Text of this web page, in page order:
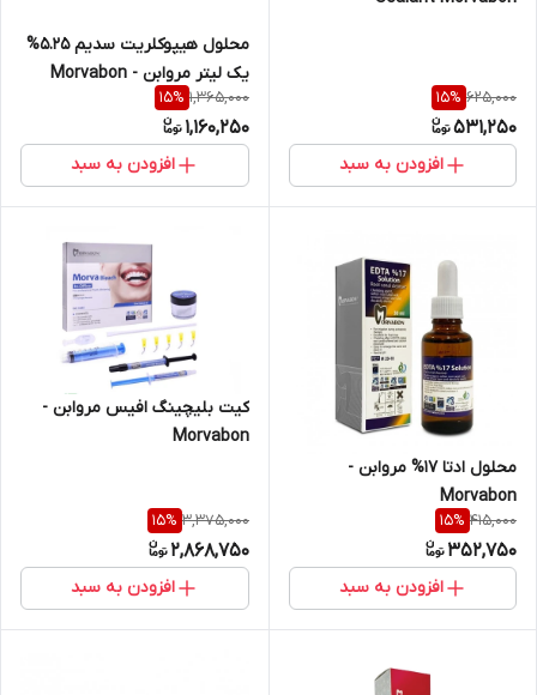
625,000
15%
531,250
افزودن به سبد
محلول هیپوکلریت سدیم ۵.۲۵%
یک لیتر مروابن - Morvabon
1,365,000
15%
1,160,250
افزودن به سبد
محلول ادتا ۱۷% مروابن -
Morvabon
415,000
15%
352,750
افزودن به سبد
کیت بلیچینگ افیس مروابن -
Morvabon
3,375,000
15%
2,868,750
افزودن به سبد